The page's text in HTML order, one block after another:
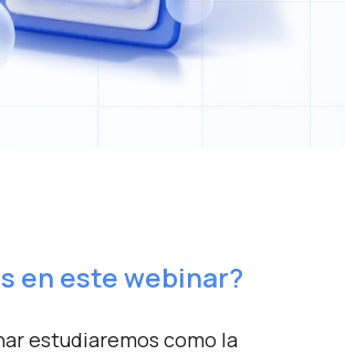
y acepto laPolítica de Privacidad
S.L.*
en este webinar?
estudiaremos como la